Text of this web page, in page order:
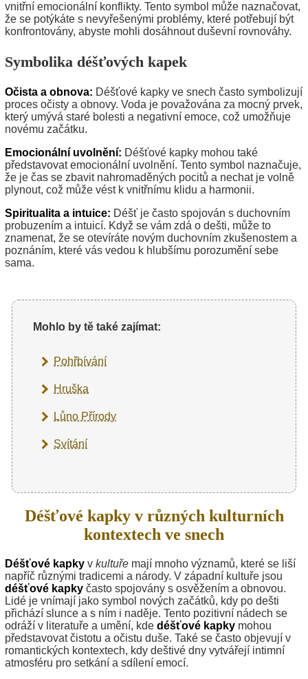
vnitřní emocionální konflikty. Tento symbol může naznačovat,
že se potýkáte s nevyřešenými problémy, které potřebují být
konfrontovány, abyste mohli dosáhnout duševní rovnováhy.
Symbolika déšťových kapek
Očista a obnova: Déšťové kapky ve snech často symbolizují
proces očisty a obnovy. Voda je považována za mocný prvek,
který umývá staré bolesti a negativní emoce, což umožňuje
novému začátku.
Emocionální uvolnění: Déšťové kapky mohou také
představovat emocionální uvolnění. Tento symbol naznačuje,
že je čas se zbavit nahromaděných pocitů a nechat je volně
plynout, což může vést k vnitřnímu klidu a harmonii.
Spiritualita a intuice: Déšť je často spojován s duchovním
probuzením a intuicí. Když se vám zdá o dešti, může to
znamenat, že se otevíráte novým duchovním zkušenostem a
poznáním, které vás vedou k hlubšímu porozumění sebe
sama.
Mohlo by tě také zajímat:
Pohřbívání
Hruška
Lůno Přírody
Svítání
Déšťové kapky v různých kulturních
kontextech ve snech
Déšťové kapky v kultuře mají mnoho významů, které se liší
napříč různými tradicemi a národy. V západní kultuře jsou
déšťové kapky často spojovány s osvěžením a obnovou.
Lidé je vnímají jako symbol nových začátků, kdy po dešti
přichází slunce a s ním i naděje. Tento pozitivní nádech se
odráží v literatuře a umění, kde déšťové kapky mohou
představovat čistotu a očistu duše. Také se často objevují v
romantických kontextech, kdy deštivé dny vytvářejí intimní
atmosféru pro setkání a sdílení emocí.